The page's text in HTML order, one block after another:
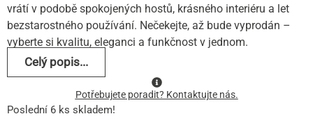
vrátí v podobě spokojených hostů, krásného interiéru a let
bezstarostného používání. Nečekejte, až bude vyprodán –
vyberte si kvalitu, eleganci a funkčnost v jednom.
Celý popis...
Potřebujete poradit? Kontaktujte nás.
Poslední 6 ks skladem!